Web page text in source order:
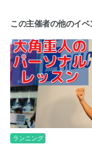
この主催者の他のイベ
ランニング